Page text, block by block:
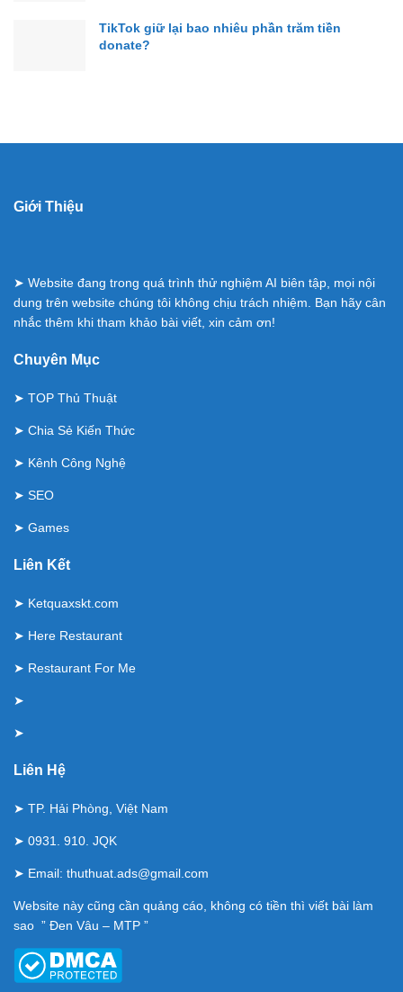
TikTok giữ lại bao nhiêu phần trăm tiền
donate?
Giới Thiệu
➤ Website đang trong quá trình thử nghiệm AI biên tập, mọi nội
dung trên website chúng tôi không chịu trách nhiệm. Bạn hãy cân
nhắc thêm khi tham khảo bài viết, xin cảm ơn!
Chuyên Mục
➤ TOP Thủ Thuật
➤ Chia Sẻ Kiến Thức
➤ Kênh Công Nghệ
➤ SEO
➤ Games
Liên Kết
➤ Ketquaxskt.com
➤ Here Restaurant
➤ Restaurant For Me
➤
➤
Liên Hệ
➤ TP. Hải Phòng, Việt Nam
➤ 0931. 910. JQK
➤ Email: thuthuat.ads@gmail.com
Website này cũng cần quảng cáo, không có tiền thì viết bài làm
sao ” Đen Vâu – MTP ”